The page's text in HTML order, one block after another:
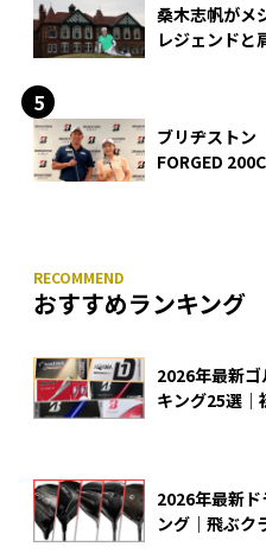
桑木志帆がメ
レジェンドと
ブリヂストン
FORGED
おすすめランキング
2026年最新
キング25選｜
2026年最新
ング｜飛ぶク